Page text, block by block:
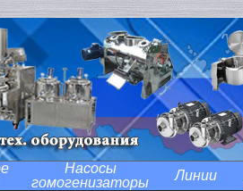
Насосы
гомогенизаторы
Линии